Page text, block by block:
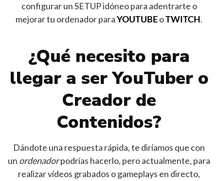
configurar un SETUP idóneo para adentrarte o
mejorar tu ordenador paraYOUTUBEoTWITCH.
¿Qué necesito para
llegar a ser YouTuber o
Creador de
Contenidos?
Dándote una respuesta rápida, te diríamos que con
un ordenadorpodrías hacerlo, pero actualmente, para
realizar vídeos grabados o gameplays en directo,